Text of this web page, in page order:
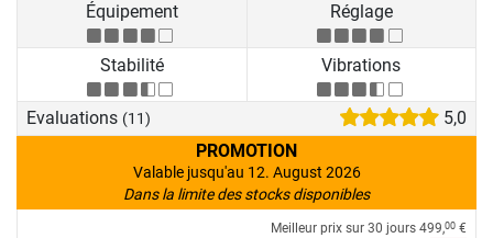
Équipement Réglage
Stabilité Vibrations
Evaluations (11)
5,0
PROMOTION
Valable jusqu'au 12. August 2026
Dans la limite des stocks disponibles
Meilleur prix sur 30 jours 499,00 €